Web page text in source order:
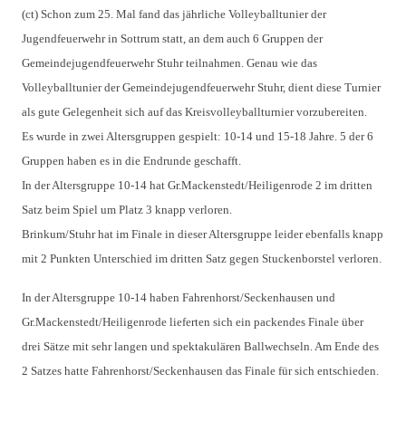
(ct) Schon zum 25. Mal fand das jährliche Volleyballtunier der
Jugendfeuerwehr in Sottrum statt, an dem auch 6 Gruppen der
Gemeindejugendfeuerwehr Stuhr teilnahmen. Genau wie das
Volleyballtunier der Gemeindejugendfeuerwehr Stuhr, dient diese Turnier
als gute Gelegenheit sich auf das Kreisvolleyballturnier vorzubereiten.
Es wurde in zwei Altersgruppen gespielt: 10-14 und 15-18 Jahre. 5 der 6
Gruppen haben es in die Endrunde geschafft.
In der Altersgruppe 10-14 hat Gr.Mackenstedt/Heiligenrode 2 im dritten
Satz beim Spiel um Platz 3 knapp verloren.
Brinkum/Stuhr hat im Finale in dieser Altersgruppe leider ebenfalls knapp
mit 2 Punkten Unterschied im dritten Satz gegen Stuckenborstel verloren.
In der Altersgruppe 10-14 haben Fahrenhorst/Seckenhausen und
Gr.Mackenstedt/Heiligenrode lieferten sich ein packendes Finale über
drei Sätze mit sehr langen und spektakulären Ballwechseln. Am Ende des
2 Satzes hatte Fahrenhorst/Seckenhausen das Finale für sich entschieden.